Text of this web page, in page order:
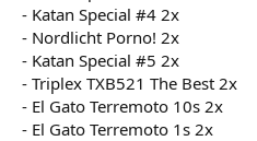
- Katan Special #4 2x
- Nordlicht Porno! 2x
- Katan Special #5 2x
- Triplex TXB521 The Best 2x
- El Gato Terremoto 10s 2x
- El Gato Terremoto 1s 2x